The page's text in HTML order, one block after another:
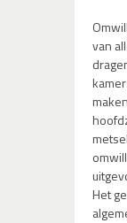
van
Het